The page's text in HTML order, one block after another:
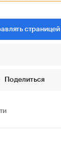
страницей
Поделиться